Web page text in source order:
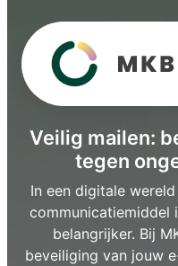
Veilig mailen:
tegen
In een digitale
communicatiemiddel
belangrijker. Bij
beveiliging van jouw